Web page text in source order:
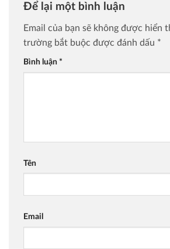
Để lại một bình luận
Email của bạn sẽ không được hiển
trường bắt buộc được đánh dấu *
Bình luận *
Tên
Email